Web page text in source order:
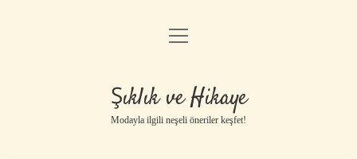
Gizlilik Politikası
Yasal Uyarı
menüyü
Şıklık ve Hikaye
Modayla ilgili neşeli öneriler keşfet!